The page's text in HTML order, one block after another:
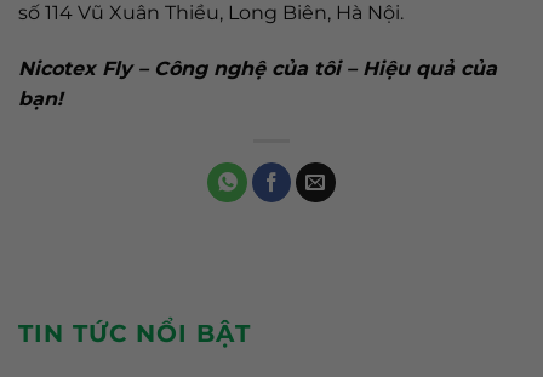
số 114 Vũ Xuân Thiều, Long Biên, Hà Nội.
Nicotex Fly – Công nghệ của tôi – Hiệu quả của
bạn!
TIN TỨC NỔI BẬT